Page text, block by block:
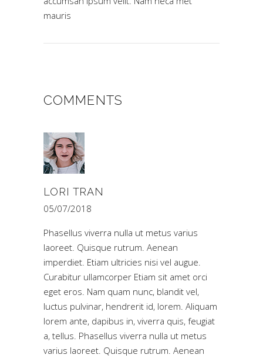
mauris
COMMENTS
LORI TRAN
05/07/2018
Phasellus viverra nulla ut metus varius
laoreet. Quisque rutrum. Aenean
imperdiet. Etiam ultricies nisi vel augue.
Curabitur ullamcorper Etiam sit amet orci
eget eros. Nam quam nunc, blandit vel,
luctus pulvinar, hendrerit id, lorem. Aliquam
lorem ante, dapibus in, viverra quis, feugiat
a, tellus. Phasellus viverra nulla ut metus
varius laoreet. Quisque rutrum. Aenean